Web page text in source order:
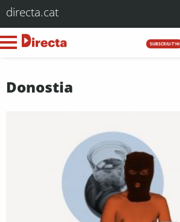
directa.cat
SUBSCRIU-T'HI
Donostia